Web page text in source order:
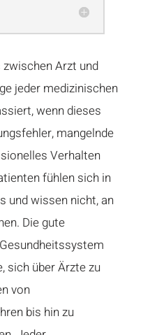
Arzt und
jeder medizinischen
wenn dieses
mangelnde
Verhalten
fühlen sich in
und wissen nicht, an
Die gute
sich über Ärzte zu
von
bis hin zu